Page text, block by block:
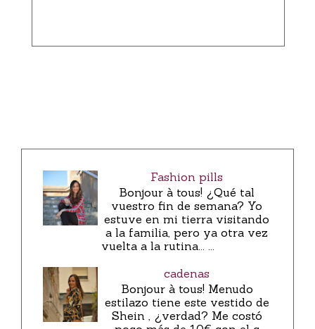
Fashion pills
Bonjour à tous! ¿Qué tal
vuestro fin de semana? Yo
estuve en mi tierra visitando
a la familia, pero ya otra vez
vuelta a la rutina... ...
cadenas
Bonjour à tous! Menudo
estilazo tiene este vestido de
Shein , ¿verdad? Me costó